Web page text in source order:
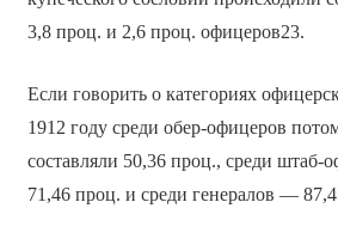
3,8 проц. и 2,6 проц. офицеров23.
Если говорить о категориях
1912 году среди обер-офицеров
составляли 50,36 проц., среди
71,46 проц. и среди генералов —